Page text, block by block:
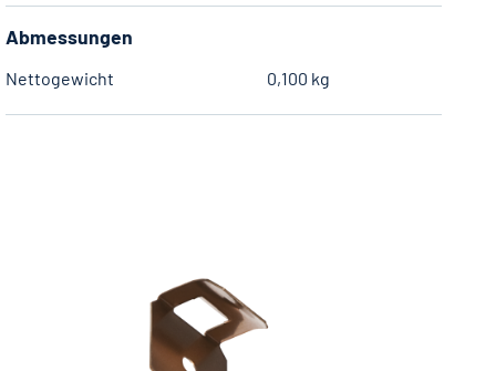
Abmessungen
Nettogewicht 0,100 kg